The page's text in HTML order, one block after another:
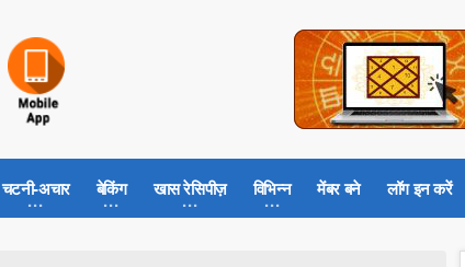
चटनी-अचार बेकिंग खास रेसिपीज़ विभिन्न मेंबर बने लॉग इन करें